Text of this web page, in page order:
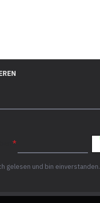
gelesen und bin einverstanden.